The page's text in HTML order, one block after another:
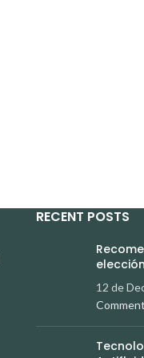
RECENT POSTS
12 de